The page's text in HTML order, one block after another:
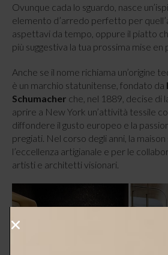
Ovunque cada lo sguardo, nasce
elemento d’arredo perfetto per
aspettavi da tempo, oppure il piatto
più suggestiva la tua prossima mise en
Anche se il nome richiama un’origine
è un marchio statunitense, fondato da
Schumacher che, nel 1889, decise di
aprire a New York un’attività tessile
diffondere il gusto europeo e la
pregiati. Nel corso degli anni, la
l’eccellenza artigianale e per le
artisti e architetti visionari.